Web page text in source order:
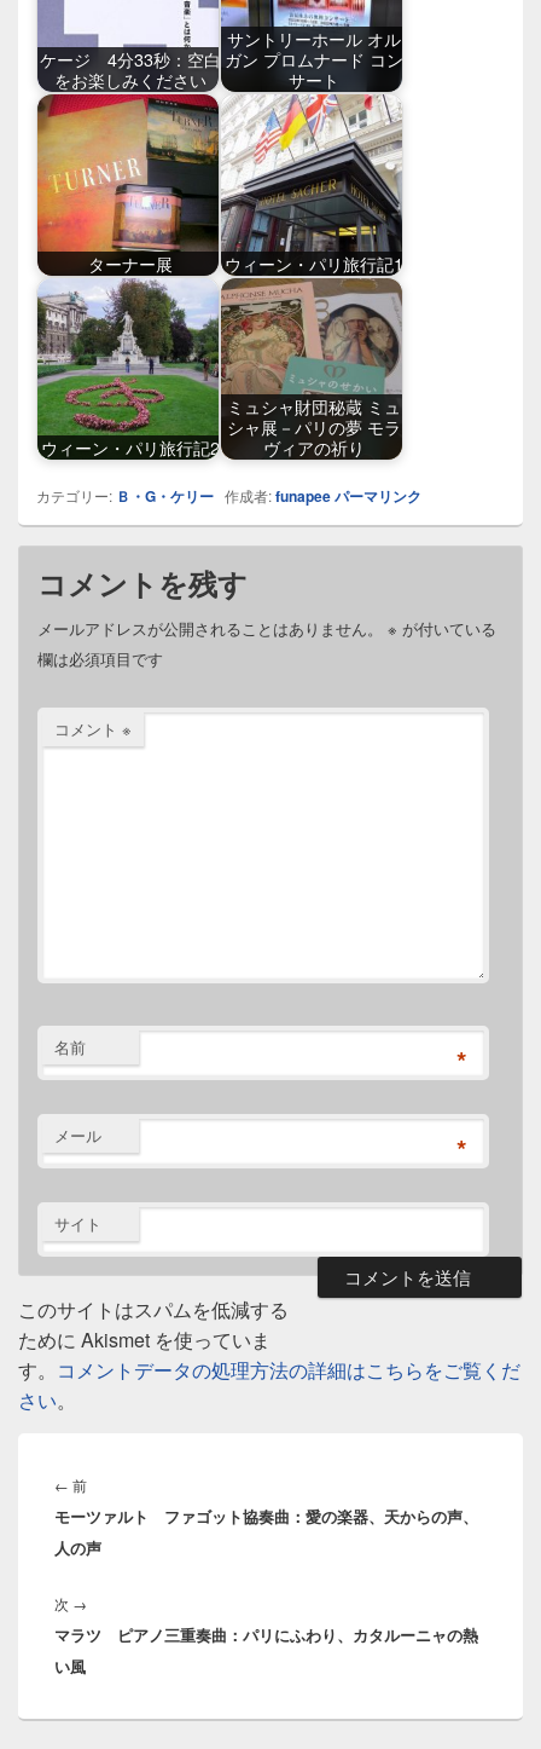
ケージ 4分33秒：空白
をお楽しみください
サントリーホール オル
ガン プロムナード コン
サート
ターナー展 ウィーン・パリ旅行記1
ウィーン・パリ旅行記2
ミュシャ財団秘蔵 ミュ
シャ展－パリの夢 モラ
ヴィアの祈り
カテゴリー: Ｂ・G・ケリー 作成者:funapeeパーマリンク
コメントを残す
メールアドレスが公開されることはありません。 ※ が付いている
欄は必須項目です
コメント ※
名前 *
メール *
サイト
このサイトはスパムを低減する
ために Akismet を使っていま
す。 コメントデータの処理方法の詳細はこちらをご覧くだ
さい。
稿
ナ
ビ
ゲ
シ
ョ
ン
← 前前
の
投
モーツァルト ファゴット協奏曲：愛の楽器、天からの声、
人の声
次 →
の
マラツ ピアノ三重奏曲：パリにふわり、カタルーニャの熱
い風